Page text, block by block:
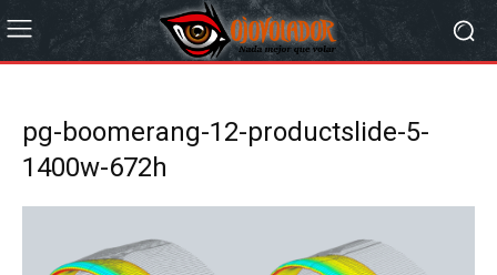
pg-boomerang-12-productslide-5-
1400w-672h